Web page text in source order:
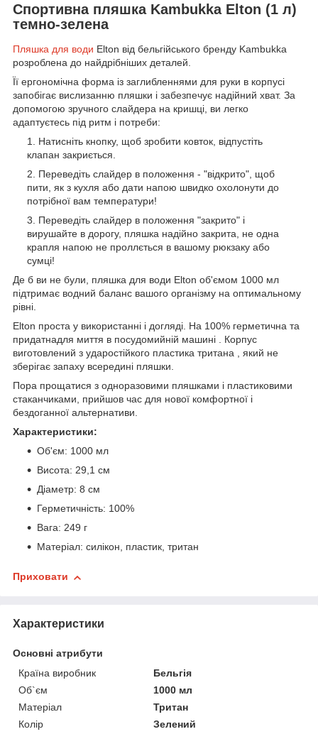
Спортивна пляшка Kambukka Elton (1 л)
темно-зелена
Пляшка для води Elton від бельгійського бренду Kambukka
розроблена до найдрібніших деталей.
Її ергономічна форма із заглибленнями для руки в корпусі
запобігає вислизанню пляшки і забезпечує надійний хват. За
допомогою зручного слайдера на кришці, ви легко
адаптуєтесь під ритм і потреби:
Натисніть кнопку, щоб зробити ковток, відпустіть
клапан закриється.
Переведіть слайдер в положення - "відкрито", щоб
пити, як з кухля або дати напою швидко охолонути до
потрібної вам температури!
Переведіть слайдер в положення "закрито" і
вирушайте в дорогу, пляшка надійно закрита, не одна
крапля напою не проллється в вашому рюкзаку або
сумці!
Де б ви не були, пляшка для води Elton об'ємом 1000 мл
підтримає водний баланс вашого організму на оптимальному
рівні.
Elton проста у використанні і догляді. На 100% герметична та
придатнадля миття в посудомийній машині . Корпус
виготовлений з ударостійкого пластика тритана , який не
зберігає запаху всередині пляшки.
Пора прощатися з одноразовими пляшками і пластиковими
стаканчиками, прийшов час для нової комфортної і
бездоганної альтернативи.
Характеристики:
Об'єм: 1000 мл
Висота: 29,1 см
Діаметр: 8 см
Герметичність: 100%
Вага: 249 г
Матеріал: силікон, пластик, тритан
Приховати
Характеристики
Основні атрибути
Країна виробник
Бельгія
Об`єм
1000 мл
Матеріал
Тритан
Колір
Зелений